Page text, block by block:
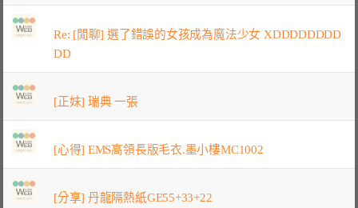
Re: [閒聊] 選了錯誤的女孩成為魔法少女 XDDDDDDDD
DD
[正妹] 瑞典 一張
[心得] EMS高領長版毛衣.墨小樓MC1002
[分享] 丹龍隔熱紙GE55+33+22